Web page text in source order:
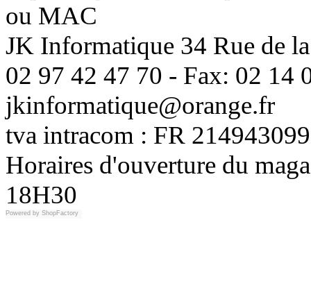
ou MAC
JK Informatique 34 Rue de
02 97 42 47 70 - Fax: 02 14
jkinformatique@orange.fr
tva intracom : FR
Horaires d'ouverture du
18H30
Powered by ShopFactory